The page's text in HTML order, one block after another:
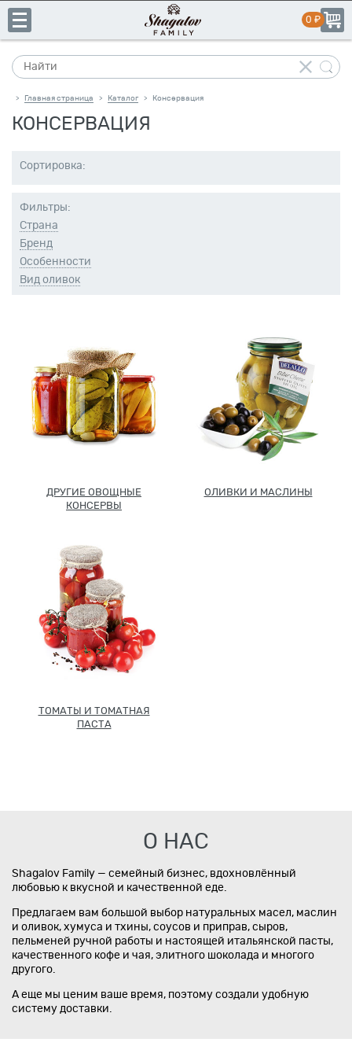
+7
(831)
413-
14-
41
Каталог
производство
Новинки
Рецепты
Оплата/доставка
Главная страница > Каталог > Консервация
КОНСЕРВАЦИЯ
Сортировка:
Фильтры:
Страна
Бренд
Особенности
Вид оливок
ДРУГИЕ ОВОЩНЫЕ
КОНСЕРВЫ
ОЛИВКИ И МАСЛИНЫ
ТОМАТЫ И ТОМАТНАЯ
ПАСТА
О НАС
Shagalov Family — семейный бизнес, вдохновлённый
любовью к вкусной и качественной еде.
Предлагаем вам большой выбор натуральных масел, маслин
и оливок, хумуса и тхины, соусов и приправ, сыров,
пельменей ручной работы и настоящей итальянской пасты,
качественного кофе и чая, элитного шоколада и многого
другого.
А еще мы ценим ваше время, поэтому создали удобную
систему доставки.